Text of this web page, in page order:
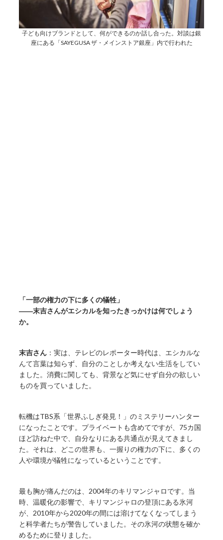
子ども向けブランドとして、何ができるのか話し合った。対談は銀
座にある「SAYEGUSA ザ・メインストア銀座」内で行われた
「一部の権力の下に多くの犠牲」
――末吉さんがエシカルを知ったきっかけは何でしょう
か。
末吉さん ：実は、テレビのレポーター時代は、エシカルな
んて言葉は知らず、自分のことしか考えない生活をしてい
ました。消費に関しても、背景など気にせず自分の欲しい
ものを買っていました。
転機はTBS系「世界ふしぎ発見！」のミステリーハンター
になったことです。プライベートも含めてですが、75カ国
ほど訪ねた中で、自分なりにある共通点が見えてきまし
た。それは、どこの世界も、一握りの権力の下に、多くの
人や環境が犠牲になっているということです。
最も胸が痛んだのは、2004年のキリマンジャロです。当
時、温暖化の影響で、キリマンジャロの登頂にある氷河
が、2010年から2020年の間には溶けてなくなってしまう
と科学者たちが警告していました。その氷河の状態を確か
めるために登りました。